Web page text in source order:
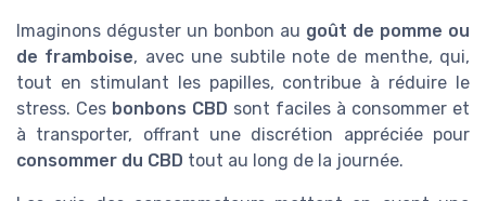
Imaginons déguster un bonbon au goût de pomme ou
de framboise, avec une subtile note de menthe, qui,
tout en stimulant les papilles, contribue à réduire le
stress. Ces bonbons CBD sont faciles à consommer et
à transporter, offrant une discrétion appréciée pour
consommer du CBD tout au long de la journée.